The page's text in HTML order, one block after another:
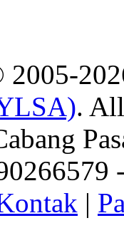
2005-
.
|